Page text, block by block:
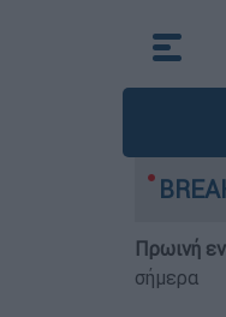
Πρωινή
σήμερα